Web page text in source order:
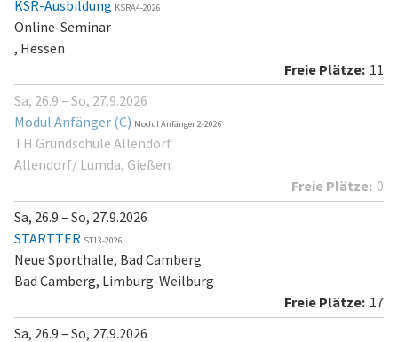
KSR-Ausbildung KSRA4-2026
Online-Seminar
, Hessen
11
Sa, 26.9 – So, 27.9.2026
Modul Anfänger (C) Modul Anfänger 2-2026
TH Grundschule Allendorf
Allendorf/ Lumda, Gießen
0
Sa, 26.9 – So, 27.9.2026
STARTTER ST13-2026
Neue Sporthalle, Bad Camberg
Bad Camberg, Limburg-Weilburg
17
Sa, 26.9 – So, 27.9.2026